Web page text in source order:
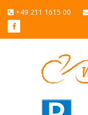
+49 211 1615 00